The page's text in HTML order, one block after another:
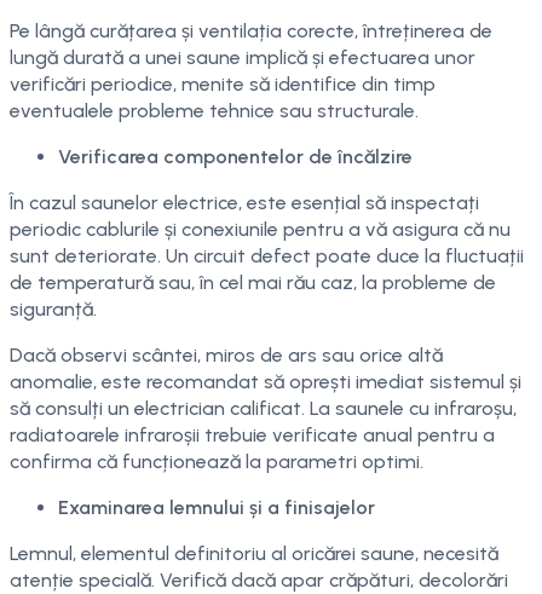
Pe lângă curățarea și ventilația corecte, întreținerea de
lungă durată a unei saune implică și efectuarea unor
verificări periodice, menite să identifice din timp
eventualele probleme tehnice sau structurale.
Verificarea componentelor de încălzire
În cazul saunelor electrice, este esențial să inspectați
periodic cablurile și conexiunile pentru a vă asigura că nu
sunt deteriorate. Un circuit defect poate duce la fluctuații
de temperatură sau, în cel mai rău caz, la probleme de
siguranță.
Dacă observi scântei, miros de ars sau orice altă
anomalie, este recomandat să oprești imediat sistemul și
să consulți un electrician calificat. La saunele cu infraroșu,
radiatoarele infraroșii trebuie verificate anual pentru a
confirma că funcționează la parametri optimi.
Examinarea lemnului și a finisajelor
Lemnul, elementul definitoriu al oricărei saune, necesită
atenție specială. Verifică dacă apar crăpături, decolorări